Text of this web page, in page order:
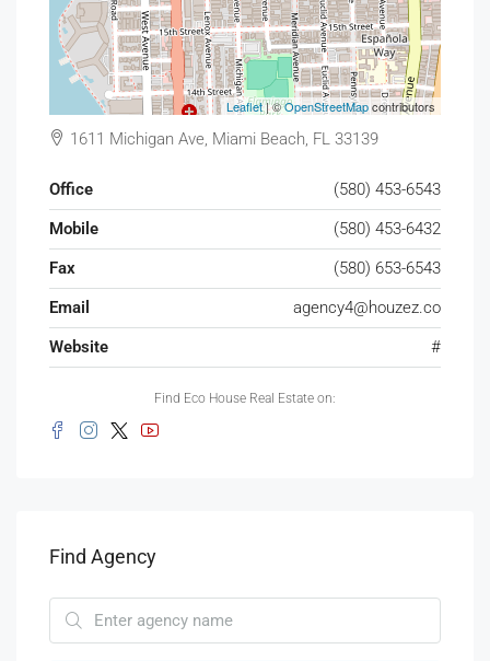
Leaflet| ©OpenStreetMapcontributors
1611 Michigan Ave, Miami Beach, FL 33139
Office
(580) 453-6543
Mobile
(580) 453-6432
Fax
(580) 653-6543
Email
agency4@houzez.co
Website
#
Find Eco House Real Estate on:
Find Agency